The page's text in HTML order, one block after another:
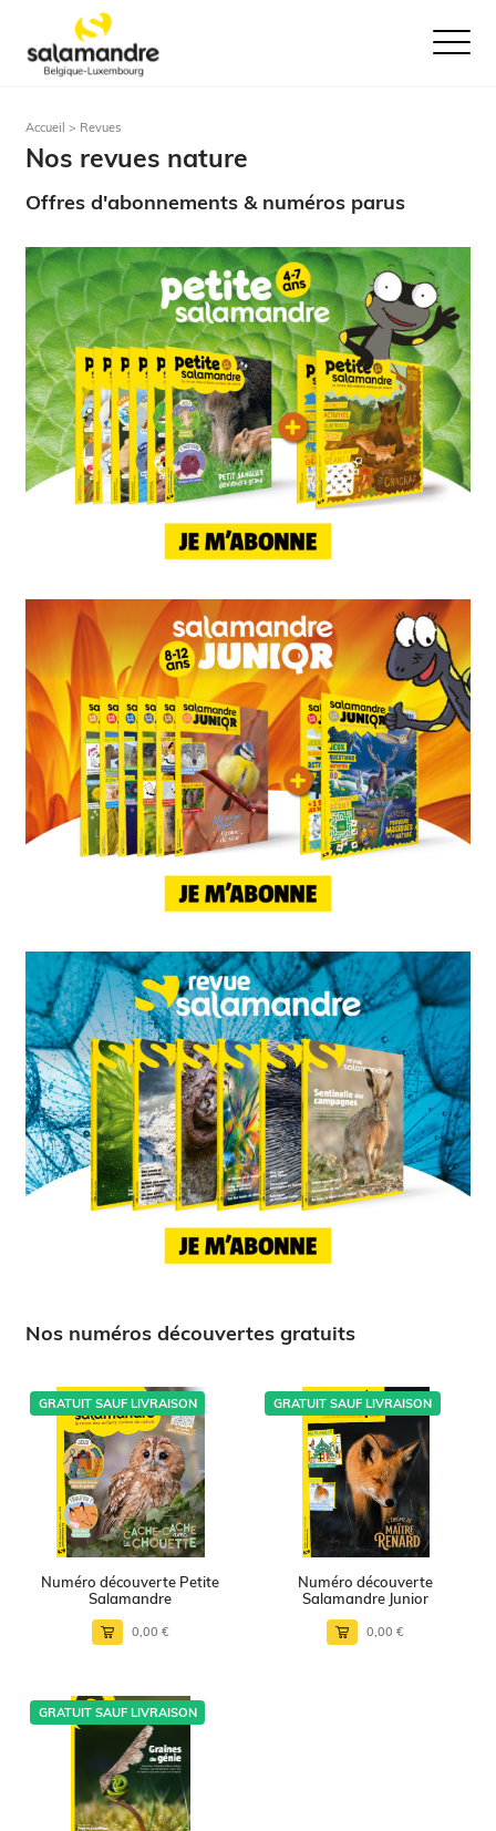
Ouvrir le
Accueil > Revues
Nos revues nature
Offres d'abonnements & numéros parus
Nos numéros découvertes gratuits
GRATUIT SAUF LIVRAISON
Numéro découverte Petite
Salamandre
0,00 €
GRATUIT SAUF LIVRAISON
Numéro découverte
Salamandre Junior
0,00 €
GRATUIT SAUF LIVRAISON